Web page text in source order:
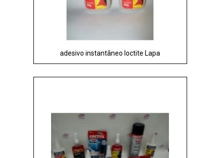
adesivo instantâneo loctite Lapa